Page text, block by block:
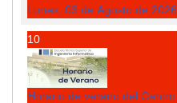
Lunes, 03 de Agosto de 2026
10
Horario de verano del Centro